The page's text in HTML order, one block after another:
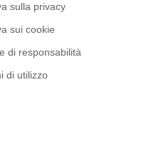
sulla privacy
sui cookie
di responsabilità
di utilizzo